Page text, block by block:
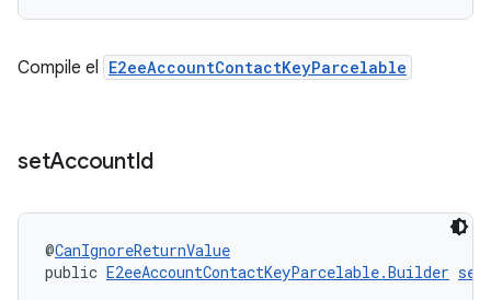
Compile el E2eeAccountContactKeyParcelable
setAccountId
@CanIgnoreReturnValue
public E2eeAccountContactKeyParcelable.Builder